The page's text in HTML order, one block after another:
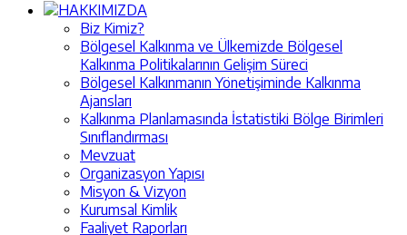
HAKKIMIZDA
Biz Kimiz?
Bölgesel Kalkınma ve Ülkemizde Bölgesel
Kalkınma Politikalarının Gelişim Süreci
Bölgesel Kalkınmanın Yönetişiminde Kalkınma
Ajansları
Kalkınma Planlamasında İstatistiki Bölge Birimleri
Sınıflandırması
Mevzuat
Organizasyon Yapısı
Misyon & Vizyon
Kurumsal Kimlik
Faaliyet Raporları